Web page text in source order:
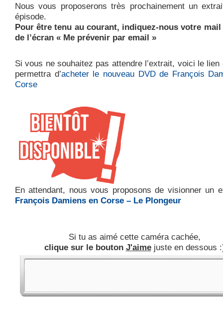
Nous vous proposerons très prochainement un
épisode.
Pour être tenu au courant, indiquez-nous votre
de l’écran « Me prévenir par email »
Si vous ne souhaitez pas attendre l’extrait, voici le lien
permettra d’acheter le nouveau DVD de François
Corse
En attendant, nous vous proposons de visionner un
François Damiens en Corse – Le Plongeur
Si tu as aimé cette caméra cachée,
clique sur le bouton J'aimejuste en dessous